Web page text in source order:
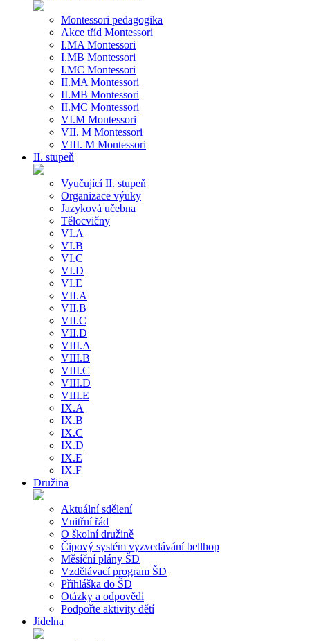
Montessori pedagogika
Akce tříd Montessori
I.MA Montessori
I.MB Montessori
I.MC Montessori
II.MA Montessori
II.MB Montessori
II.MC Montessori
VI.M Montessori
VII. M Montessori
VIII. M Montessori
II. stupeň
Vyučující II. stupeň
Organizace výuky
Jazyková učebna
Tělocvičny
VI.A
VI.B
VI.C
VI.D
VI.E
VII.A
VII.B
VII.C
VII.D
VIII.A
VIII.B
VIII.C
VIII.D
VIII.E
IX.A
IX.B
IX.C
IX.D
IX.E
IX.F
Družina
Aktuální sdělení
Vnitřní řád
O školní družině
Čipový systém vyzvedávání bellhop
Měsíční plány ŠD
Vzdělávací program ŠD
Přihláška do ŠD
Otázky a odpovědi
Podpořte aktivity dětí
Jídelna